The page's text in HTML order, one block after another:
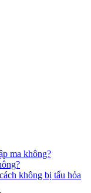
ma không?
không bị tẩu hỏa